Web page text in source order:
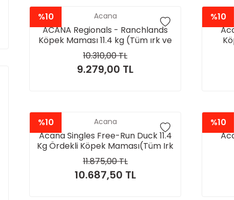
%10 Acana
ACANA Regionals - Ranchlands
Köpek Maması 11.4 kg (Tüm ırk ve
yaşam evreleri için)
10.310,00 TL
9.279,00 TL
%10
%10 Acana
Acana Singles Free-Run Duck 11.4
Kg Ördekli Köpek Maması(Tüm Irk
ve Yaşam Evreleri İçin)
11.875,00 TL
10.687,50 TL
%10